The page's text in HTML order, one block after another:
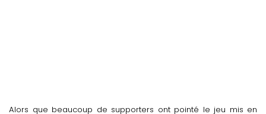
Alors que beaucoup de supporters ont pointé le jeu mis en